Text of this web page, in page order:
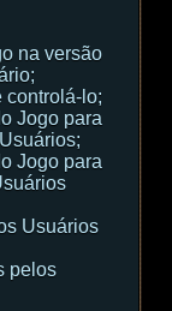
na versão
controlá-lo;
Jogo para
Jogo para
Usuários
pelos